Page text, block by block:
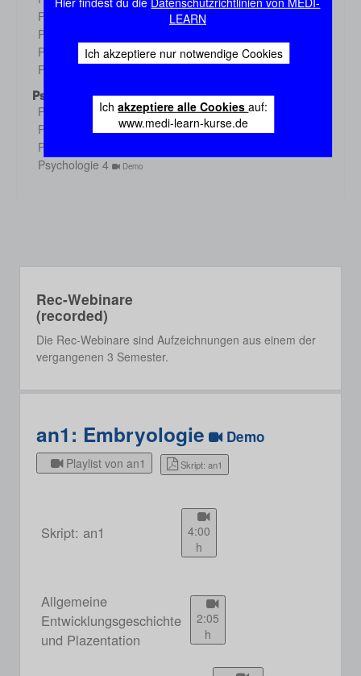
LEARN
Ich akzeptiere nur notwendige Cookies
Ichakzeptiere alle Cookiesauf:
www.medi-learn-kurse.de
Physiologie 3
Physiologie 4
Physiologie 5 Demo
Physiologie 6
Psychologie
Psychologie 1
Demo
Psychologie 2 Demo
Psychologie 3
Psychologie 4 Demo
Rec-Webinare
(recorded)
Die Rec-Webinare sind Aufzeichnungen aus einem der
vergangenen 3 Semester.
an1: Embryologie Demo
Playlist von an1 Skript: an1
Skript: an1
4:00
h
Allgemeine
Entwicklungsgeschichte
und Plazentation
2:05
h